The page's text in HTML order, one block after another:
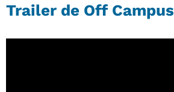
Trailer de Off Campus